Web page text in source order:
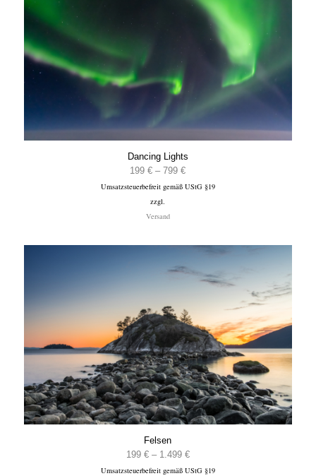
Dancing Lights
199€ –799€Preisspanne:
199 €
Umsatzsteuerbefreit gemäß UStG §19
zzgl.
Versand
Felsen
199 € – 1.499 €Preisspanne:
199 €
Umsatzsteuerbefreit gemäß UStG §19